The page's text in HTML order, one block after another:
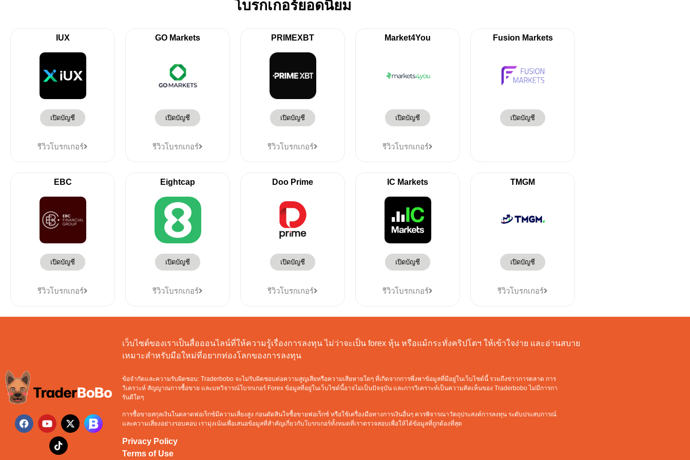
โบรกเกอร์ยอดนิยม
IUX
เปิดบัญชี
รีวิวโบรกเกอร์
GO Markets
เปิดบัญชี
รีวิวโบรกเกอร์
PRIMEXBT
เปิดบัญชี
รีวิวโบรกเกอร์
Market4You
เปิดบัญชี
รีวิวโบรกเกอร์
Fusion Markets
เปิดบัญชี
EBC
เปิดบัญชี
รีวิวโบรกเกอร์
Eightcap
เปิดบัญชี
รีวิวโบรกเกอร์
Doo Prime
เปิดบัญชี
รีวิวโบรกเกอร์
IC Markets
เปิดบัญชี
รีวิวโบรกเกอร์
TMGM
เปิดบัญชี
รีวิวโบรกเกอร์
เว็บไซต์ของเราเป็นสื่อออนไลน์ที่ให้ความรู้เรื่องการลงทุน ไม่ว่าจะเป็น forex หุ้น หรือแม้กระทั่งคริปโตฯ ให้เข้าใจง่าย และอ่านสบาย
เหมาะสำหรับมือใหม่ที่อยากท่องโลกของการลงทุน
ข้อจำกัดและความรับผิดชอบ: Traderbobo จะไม่รับผิดชอบต่อความสูญเสียหรือความเสียหายใดๆ ที่เกิดจากการพึ่งพาข้อมูลที่มีอยู่ในเว็บไซต์นี้ รวมถึงข่าวการตลาด การ
วิเคราะห์ สัญญาณการซื้อขาย และบทวิจารณ์โบรกเกอร์ Forex ข้อมูลที่อยู่ในเว็บไซต์นี้อาจไม่เป็นปัจจุบัน และการวิเคราะห์เป็นความคิดเห็นของ Traderbobo ไม่มีการกา
รันตีใดๆ
การซื้อขายสกุลเงินในตลาดฟอเร็กซ์มีความเสี่ยงสูง ก่อนตัดสินใจซื้อขายฟอเร็กซ์ หรือใช้เครื่องมือทางการเงินอื่นๆ ควรพิจารณาวัตถุประสงค์การลงทุน ระดับประสบการณ์
และความเสี่ยงอย่างรอบคอบ เรามุ่งเน้นเพื่อเสนอข้อมูลที่สำคัญเกี่ยวกับโบรกเกอร์ทั้งหมดที่เราตรวจสอบเพื่อให้ได้ข้อมูลที่ถูกต้องที่สุด
Privacy Policy
Terms of Use